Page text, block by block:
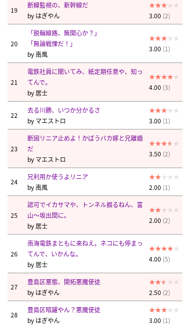
19
断線監視の、新幹線だ
by はぎやん 3.00 (2)
20
「脱輪線路、無関心か？」
「無論戦慄だ！」
by南風
3.00 (1)
21
電鉄社員に聞いてみ、紙定期任意や、知っ
てんで。
by 居士
4.00 (3)
22
去る川勝、いつか分かるさ
by マエストロ 3.00 (1)
23
断固リニア止めよ！かばうバカ嫁と兄離婚
だ
by マエストロ
3.50 (2)
24
兄利用か使うよリニア
by南風 2.00 (1)
25
認可でイカサマや、トンネル掘るねん、富
山～坂出間に。
by 居士
2.00 (2)
26
南海電鉄まともに来ねえ。ネコにも停まっ
てんで、いかんな。
by 居士
4.00 (5)
27
豊島区悪態、開拓悪魔使徒
by はぎやん 2.50 (2)
28
豊島区暗躍やん？悪魔使徒
by はぎやん 3.00 (1)